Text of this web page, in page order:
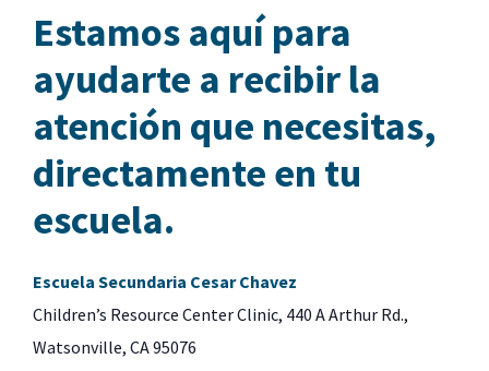
Estamos aquí para
ayudarte a recibir la
atención que necesitas,
directamente en tu
escuela.
Escuela Secundaria Cesar Chavez
Children’s Resource Center Clinic, 440 A Arthur Rd.,
Watsonville, CA 95076